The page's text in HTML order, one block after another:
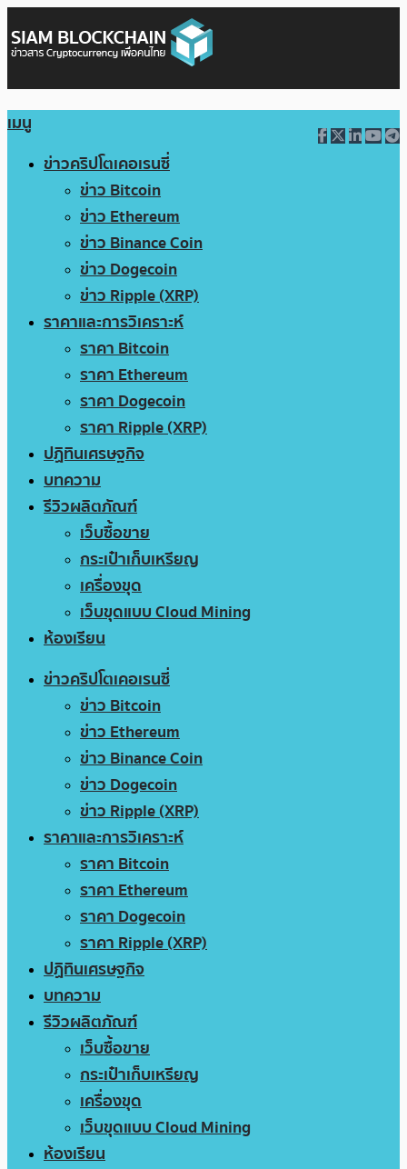
เมนู
ข่าวคริปโตเคอเรนซี่
ข่าว Bitcoin
ข่าว Ethereum
ข่าว Binance Coin
ข่าว Dogecoin
ข่าว Ripple (XRP)
ราคาและการวิเคราะห์
ราคา Bitcoin
ราคา Ethereum
ราคา Dogecoin
ราคา Ripple (XRP)
ปฏิทินเศรษฐกิจ
บทความ
รีวิวผลิตภัณฑ์
เว็บซื้อขาย
กระเป๋าเก็บเหรียญ
เครื่องขุด
เว็บขุดแบบ Cloud Mining
ห้องเรียน
ข่าวคริปโตเคอเรนซี่
ข่าว Bitcoin
ข่าว Ethereum
ข่าว Binance Coin
ข่าว Dogecoin
ข่าว Ripple (XRP)
ราคาและการวิเคราะห์
ราคา Bitcoin
ราคา Ethereum
ราคา Dogecoin
ราคา Ripple (XRP)
ปฏิทินเศรษฐกิจ
บทความ
รีวิวผลิตภัณฑ์
เว็บซื้อขาย
กระเป๋าเก็บเหรียญ
เครื่องขุด
เว็บขุดแบบ Cloud Mining
ห้องเรียน